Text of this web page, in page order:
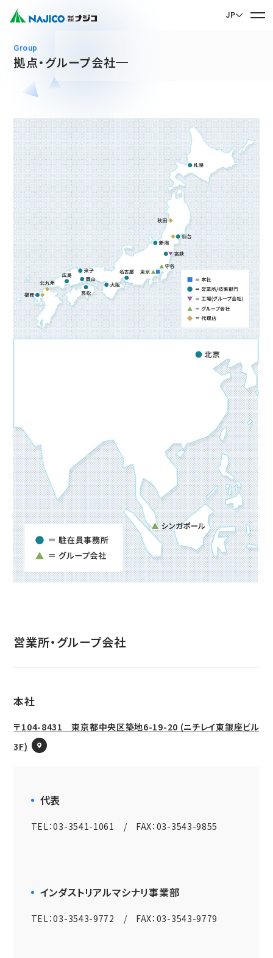
JP
ホーム
会社案内 TOP
社長メッセージ
会社概要
企業理念
沿革
拠点・グループ会社
90周年記念楽曲「そして輝ける未来へ」
事業紹介
事業紹介 TOP
モビリティソリューション事業
台車関連部品
ディーゼル車両用部品
運転室・客室設備関連部品
車体・艤装部品
設備関連機器・装置
その他
アフターサービスへの取り組み
新たな取り組み
熱交換器
事例/製品紹介
アフターサービスへの取り組み
新たな取り組み
CSクーラコンパクト(CSC)
サステナビリティ
サステナビリティ TOP
CSR
SDGs
お問い合わせ
お問い合わせ TOP
鉄道車両部品関連に関して
(モビリティソリューション事業)
ユニバーサルジョイント／セーフティーフィット®／熱交換
器に関して
ニュース
採用情報
CN
拠点・グループ会社
group
営業所・グループ会社
本社
〒104-8431 東京都中央区築地6-19-20 (ニチレイ東銀座ビル
3F)
代表
TEL：03-3541-1061 / FAX：03-3543-9855
インダストリアルマシナリ事業部
TEL：03-3543-9772 / FAX：03-3543-9779